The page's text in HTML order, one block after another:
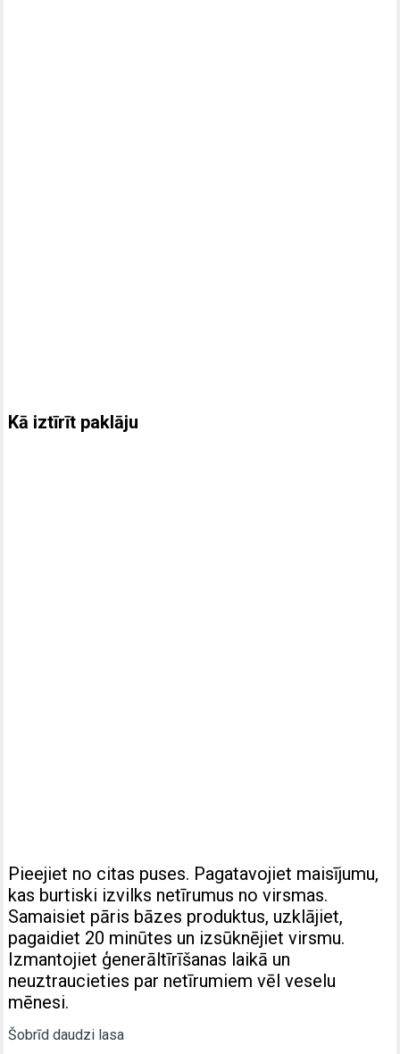
Kā iztīrīt paklāju
Pieejiet no citas puses. Pagatavojiet maisījumu,
kas burtiski izvilks netīrumus no virsmas.
Samaisiet pāris bāzes produktus, uzklājiet,
pagaidiet 20 minūtes un izsūknējiet virsmu.
Izmantojiet ģenerāltīrīšanas laikā un
neuztraucieties par netīrumiem vēl veselu
mēnesi.
Šobrīd daudzi lasa